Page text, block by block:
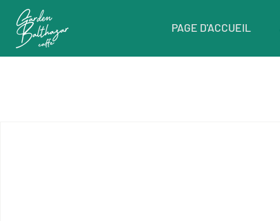
PAGE D'ACCUEIL
Accueil